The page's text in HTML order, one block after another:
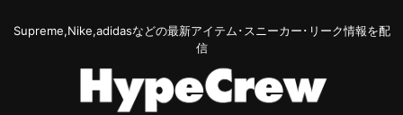
Supreme,Nike,adidasなどの最新アイテム･スニーカー･リーク情報を配
信